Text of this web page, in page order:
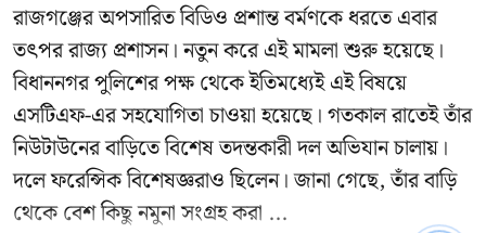
রাজগঞ্জের অপসারিত বিডিও প্রশান্ত বর্মণকেধরতে এবার
তৎপর রাজ্য প্রশাসন। নতুন করে এই মামলা শুরু হয়েছে।
বিধাননগর পুলিশের পক্ষ থেকে ইতিমধ্যেই এই বিষয়ে
এসটিএফ-এর সহযোগিতা চাওয়া হয়েছে। গতকাল রাতেই তাঁর
নিউটাউনের বাড়িতে বিশেষ তদন্তকারী দল অভিযান চালায়।
দলে ফরেন্সিক বিশেষজ্ঞরাও ছিলেন। জানা গেছে, তাঁর বাড়ি
থেকে বেশ কিছু নমুনা সংগ্রহ করা ...